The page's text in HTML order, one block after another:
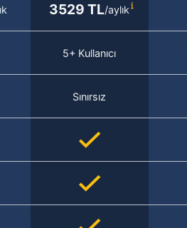
3529 TL/aylık
5+ Kullanıcı
Sınırsız